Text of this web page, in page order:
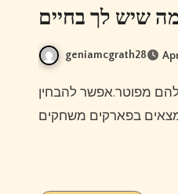
שיש לך בחיים
geniamcgrath28